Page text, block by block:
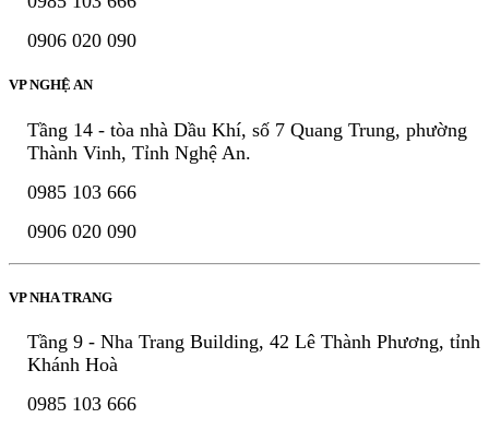
0906 020 090
VP NGHỆ AN
Tầng 14 - tòa nhà Dầu Khí, số 7 Quang Trung, phường
Thành Vinh, Tỉnh Nghệ An.
0985 103 666
0906 020 090
VP NHA TRANG
Tầng 9 - Nha Trang Building, 42 Lê Thành Phương, tỉnh
Khánh Hoà
0985 103 666